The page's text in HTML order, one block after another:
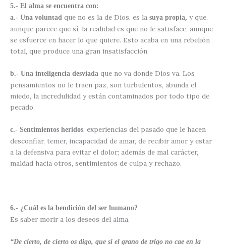
5.- El alma se encuentra con:
a.- Una voluntad que no es la de Dios, es la suya propia, y que,
aunque parece que sí, la realidad es que no le satisface, aunque
se esfuerce en hacer lo que quiere. Esto acaba en una rebelión
total, que produce una gran insatisfacción.
b.- Una inteligencia desviada que no va donde Dios va. Los
pensamientos no le traen paz, son turbulentos, abunda el
miedo, la incredulidad y están contaminados por todo tipo de
pecado.
c.- Sentimientos heridos, experiencias del pasado que le hacen
desconfiar, temer, incapacidad de amar, de recibir amor y estar
a la defensiva para evitar el dolor; además de mal carácter,
maldad hacia otros, sentimientos de culpa y rechazo.
6.- ¿Cuál es la bendición del ser humano?
Es saber morir a los deseos del alma.
“De cierto, de cierto os digo, que si el grano de trigo no cae en la